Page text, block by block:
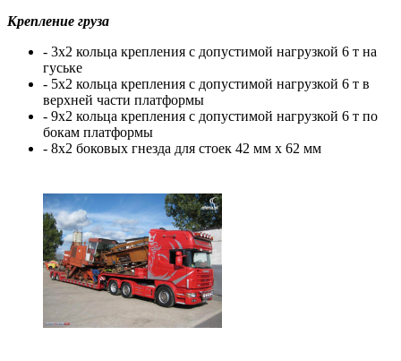
Крепление груза
- 3х2 кольца крепления с допустимой нагрузкой 6 т на
гуське
- 5х2 кольца крепления с допустимой нагрузкой 6 т в
верхней части платформы
- 9х2 кольца крепления с допустимой нагрузкой 6 т по
бокам платформы
- 8х2 боковых гнезда для стоек 42 мм х 62 мм